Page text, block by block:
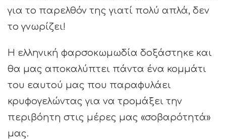
για το παρελθόν της γιατί πολύ απλά, δεν
το γνωρίζει!
Η ελληνική φαρσοκωμωδία δοξάστηκε και
θα μας αποκαλύπτει πάντα ένα κομμάτι
του εαυτού μας που παραφυλάει
κρυφογελώντας για να τρομάξει την
περιβόητη στις μέρες μας «σοβαρότητά»
μας.